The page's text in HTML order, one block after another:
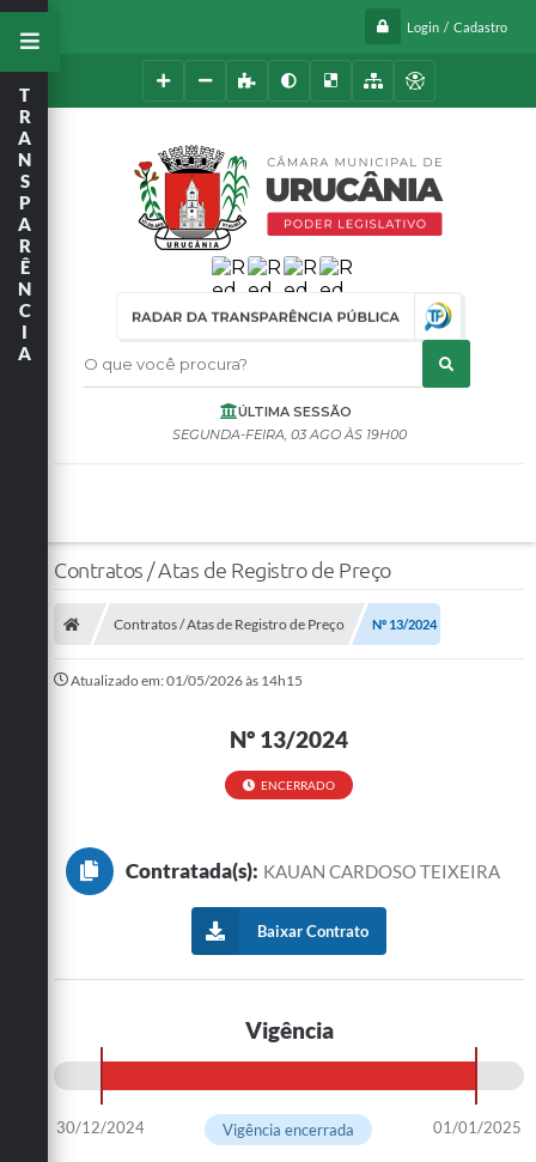
Login / Cadastro
O que você procura?
ÚLTIMA SESSÃO
SEGUNDA-FEIRA 03 AGO 19H00
T
R
A
N
S
P
A
R
Ê
N
C
I
A
Contratos / Atas de Registro de Preço
Contratos / Atas de Registro de Preço Nº 13/2024
Atualizado em: 01/05/2026 às 14h15
Nº 13/2024
ENCERRADO
Contratada(s): KAUAN CARDOSO TEIXEIRA
Baixar Contrato
Vigência
30/12/2024 01/01/2025
Vigência encerrada